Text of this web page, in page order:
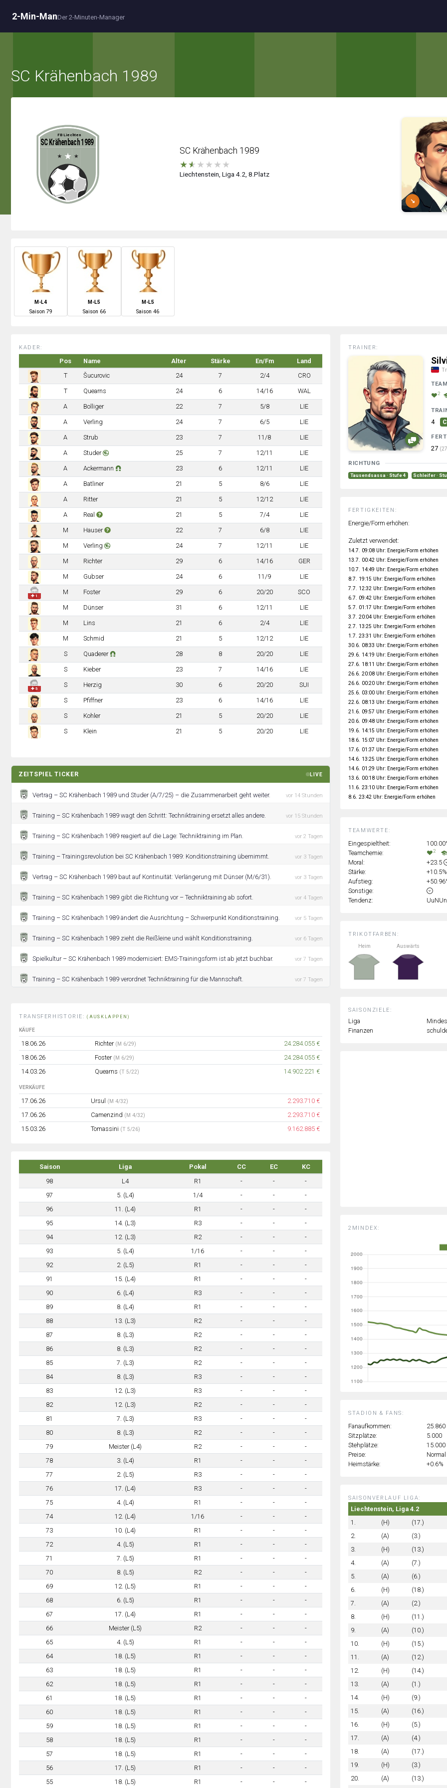
2-Min-ManDer 2-Minuten-Manager
SC Krähenbach 1989
SC Krähenbach 1989
★★ ★ ★ ★ ★
Liechtenstein, Liga 4.2, 8.Platz
↘
M-L4
Saison 79
M-L5
Saison 66
M-L5
Saison46
KADER:
Pos Name Alter Stärke En/Fm
Land
T
Šucurovic 24 7 2/4 CRO
T Quearns 24 6 14/16 WAL
A Bolliger 22 7 5/8 LIE
A Verling 24 7 6/5 LIE
A Strub 23 7 11/8 LIE
A Studer 25 7 12/11 LIE
A Ackermann 23 6 12/11 LIE
A Batliner 21 5 8/6 LIE
A Ritter 21 5 12/12 LIE
A Real 21 5 7/4 LIE
M Hauser 22 7 6/8 LIE
M Verling 24 7 12/11 LIE
M Richter 29 6 14/16 GER
M Gubser 24 6 11/9 LIE
✚ 1
M Foster 29 6 20/20 SCO
M Dünser 31 6 12/11 LIE
M Lins 21 6 2/4 LIE
M Schmid 21 5 12/12 LIE
S Quaderer 28 8 20/20 LIE
S Kieber 23 7 14/16 LIE
✚ 5
S Herzig 30 6 20/20 SUI
S Pfiffner 23 6 14/16 LIE
S Kohler 21 5 20/20 LIE
S Klein 21 5 20/20 LIE
ZEITSPIEL TICKER LIVE
Vertrag – SC Krähenbach 1989 und Studer (A/7/25) – die Zusammenarbeit geht weiter. vor 14 Stunden
Training – SC Krähenbach 1989 wagt den Schritt: Techniktraining ersetzt alles andere. vor 15 Stunden
Training – SC Krähenbach 1989 reagiert auf die Lage: Techniktraining im Plan. vor 2 Tagen
Training – Trainingsrevolution bei SC Krähenbach 1989: Konditionstraining übernimmt. vor 3 Tagen
Vertrag – SC Krähenbach 1989 baut auf Kontinuität: Verlängerung mit Dünser (M/6/31). vor 3 Tagen
Training – SC Krähenbach 1989 gibt die Richtung vor – Techniktraining ab sofort. vor 4 Tagen
Training – SC Krähenbach 1989 ändert die Ausrichtung – Schwerpunkt Konditionstraining. vor 5 Tagen
Training – SC Krähenbach 1989 zieht die Reißleine und wählt Konditionstraining. vor 6 Tagen
Spielkultur – SC Krähenbach 1989 modernisiert: EMS-Trainingsform ist ab jetzt buchbar. vor 7 Tagen
Training – SC Krähenbach 1989 verordnet Techniktraining für die Mannschaft. vor 7 Tagen
TRANSFERHISTORIE:(AUSKLAPPEN)
KÄUFE
18.06.26 Richter (M 6/29)
24.284.055 €
18.06.26
Foster (M 6/29)
24.284.055 €
14.03.26
Quearns (T 5/22) 14.902.221 €
VERKÄUFE
17.06.26 Ursul (M 4/32)
2.293.710 €
17.06.26
Camenzind (M 4/32)
2.293.710 €
15.03.26
Tomassini (T 5/26) 9.162.885 €
Saison Liga Pokal CC EC
KC
98
L4 R1 - -
-
97
5. (L4) 1/4 - -
-
96
11. (L4) R1 - -
-
95
14. (L3) R3 - -
-
94
12. (L3) R2 - -
-
93
5. (L4) 1/16 - -
-
92
2. (L5) R1 - -
-
91
15. (L4) R1 - -
-
90
6. (L4) R3 - -
-
89
8. (L4) R1 - -
-
88
13. (L3) R2 - -
-
87
8. (L3) R2 - -
-
86
8. (L3) R2 - -
-
85
7. (L3) R2 - -
-
84
8. (L3) R3 - -
-
83
12. (L3) R3 - -
-
82
12. (L3) R2 - -
-
81
7. (L3) R3 - -
-
80
8. (L3) R2 - -
-
79
Meister (L4) R2 - -
-
78
3. (L4) R1 - -
-
77
2. (L5) R3 - -
-
76
17. (L4) R3 - -
-
75
4. (L4) R1 - -
-
74
12. (L4) 1/16 - -
-
73
10. (L4) R1 - -
-
72
4. (L5) R1 - -
-
71
7. (L5) R1 - -
-
70
8. (L5) R2 - -
-
69
12. (L5) R1 - -
-
68
6. (L5) R1 - -
-
67
17. (L4) R1 - -
-
66
Meister (L5) R2 - -
-
65
4. (L5) R1 - -
-
64
18. (L5) R1 - -
-
63
18. (L5) R1 - -
-
62
18. (L5) R1 - -
-
61
18. (L5) R1 - -
-
60
18. (L5) R1 - -
-
59
18. (L5) R1 - -
-
58
18. (L5) R1 - -
-
57
18. (L5) R1 - -
-
56
17. (L5) R1 - -
-
55
18. (L5) R1 - - -
TRIKOTFARBEN:
Heim
Auswärts
SAISONZIELE:
Liga
Finanzen
2MINDEX:
TEAMWERTE:
Eingespieltheit:
Teamchemie:
2
Moral:
+23.5
Stärke:
+10.5%
Aufstieg:
Sonstige:
Tendenz:
TRAINER:
2
4
27
RICHTUNG
Tausendsassa · Stufe 4 Schleifer ·
FERTIGKEITEN:
Energie/Form erhöhen:
Zuletzt verwendet:
14.7. 09:08 Uhr: Energie/Form erhöhen
13.7. 00:42 Uhr: Energie/Form erhöhen
10.7. 14:49 Uhr: Energie/Form erhöhen
8.7. 19:15 Uhr: Energie/Form erhöhen
7.7. 12:32 Uhr: Energie/Form erhöhen
6.7. 09:42 Uhr: Energie/Form erhöhen
5.7. 01:17 Uhr: Energie/Form erhöhen
3.7. 20:04 Uhr: Energie/Form erhöhen
2.7. 13:25 Uhr: Energie/Form erhöhen
1.7. 23:31 Uhr: Energie/Form erhöhen
30.6. 08:33 Uhr: Energie/Form erhöhen
29.6. 14:19 Uhr: Energie/Form erhöhen
27.6. 18:11 Uhr: Energie/Form erhöhen
26.6. 20:08 Uhr: Energie/Form erhöhen
26.6. 00:20 Uhr: Energie/Form erhöhen
25.6. 03:00 Uhr: Energie/Form erhöhen
22.6. 08:13 Uhr: Energie/Form erhöhen
21.6. 09:57 Uhr: Energie/Form erhöhen
20.6. 09:48 Uhr: Energie/Form erhöhen
19.6. 14:15 Uhr: Energie/Form erhöhen
18.6. 15:07 Uhr: Energie/Form erhöhen
17.6. 01:37 Uhr: Energie/Form erhöhen
14.6. 13:25 Uhr: Energie/Form erhöhen
14.6. 01:29 Uhr: Energie/Form erhöhen
13.6. 00:18 Uhr: Energie/Form erhöhen
11.6. 23:10 Uhr: Energie/Form erhöhen
8.6. 23:42 Uhr: Energie/Form erhöhen
STADION & FANS:
Fanaufkommen:
25.860
Sitzplätze:
5.000
Stehplätze:
15.000
Preise:
Normal
Heimstärke:
+0.6%
SAISONVERLAUF LIGA:
Liechtenstein, Liga 4.2
1.
(H) (17.)
2.
(A) (3.)
3.
(H) (13.)
4.
(A) (7.)
5.
(A) (6.)
6.
(H) (18.)
7.
(A) (2.)
8.
(H) (11.)
9.
(A) (10.)
10.
(H) (15.)
11.
(A) (12.)
12.
(H) (14.)
13.
(A) (1.)
14.
(H) (9.)
15.
(A) (16.)
16.
(H) (5.)
17.
(A) (4.)
18.
(A) (17.)
19.
(H) (3.)
20.
(A) (13.)